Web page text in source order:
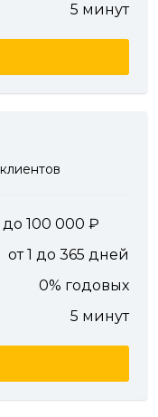
5 минут
до 100 000
от 1 до 365 дней
0% годовых
5 минут